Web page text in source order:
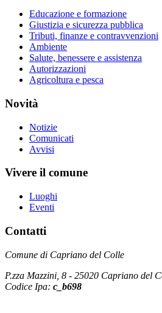
Educazione e formazione
Giustizia e sicurezza pubblica
Tributi, finanze e contravvenzioni
Ambiente
Salute, benessere e assistenza
Autorizzazioni
Agricoltura e pesca
Novità
Notizie
Comunicati
Avvisi
Vivere il comune
Luoghi
Eventi
Contatti
Comune di Capriano del Colle
P.zza Mazzini, 8 - 25020 Capriano del
Codice Ipa: c_b698